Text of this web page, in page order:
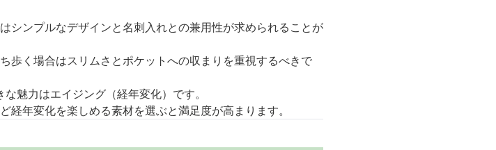
シンプルなデザインと名刺入れとの兼用性が求められることが
歩く場合はスリムさとポケットへの収まりを重視するべきで
魅力はエイジング（経年変化）です。
年変化を楽しめる素材を選ぶと満足度が高まります。